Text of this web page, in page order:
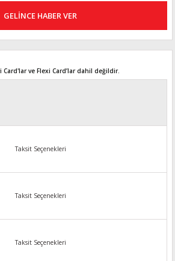
GELİNCE HABER VER
ve Flexi Card’lar dahil değildir.
Taksit Seçenekleri
Taksit Seçenekleri
Taksit Seçenekleri